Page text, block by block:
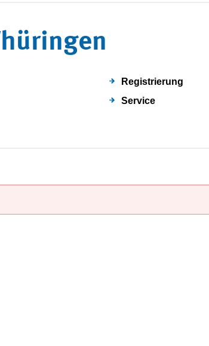
Registrierung
Service